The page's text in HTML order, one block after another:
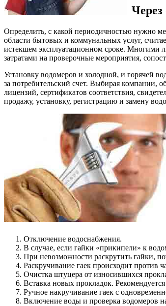
Определить, с какой периодичностью нужно
области бытовых и коммунальных услуг,
истекшем эксплуатационном сроке. Многими
затратами на проверочные мероприятия,
Установку водомеров и холодной, и горячей
за потребительский счет. Выбирая компании,
лицензий, сертификатов соответствия,
продажу, установку, регистрацию и замену
Отключение водоснабжения.
В случае, если гайки «прикипели» к
При невозможности раскрутить гайки,
Раскручивание гаек происходит против
Очистка штуцера от износившихся
Вставка новых прокладок.
Ручное накручивание гаек с
Включение воды и проверка водомеров